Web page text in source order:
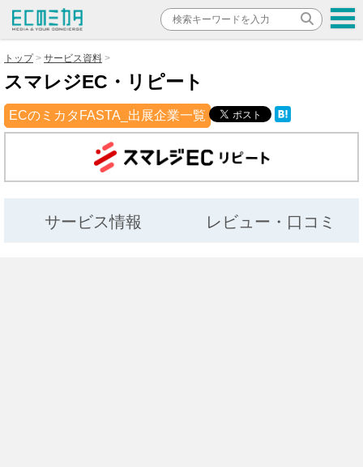
トップ サービス資料
スマレジEC・リピート
ECのミカタFASTA_出展企業一覧
サービス情報 レビュー・口コミ